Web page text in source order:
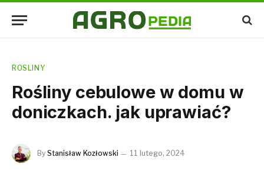
ROSLINY
Rośliny cebulowe w domu w
doniczkach. jak uprawiać?
By Stanisław Kozłowski 11 lutego, 2024